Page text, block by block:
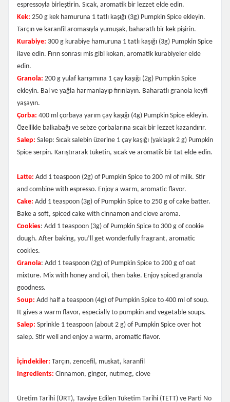
espressoyla birleştirin. Sıcak, aromatik bir lezzet elde edin.
Kek: 250 g kek hamuruna 1 tatlı kaşığı (3g) Pumpkin Spice ekleyin.
Tarçın ve karanfil aromasıyla yumuşak, baharatlı bir kek pişirin.
Kurabiye: 300 g kurabiye hamuruna 1 tatlı kaşığı (3g) Pumpkin Spice
ilave edin. Fırın sonrası mis gibi kokan, aromatik kurabiyeler elde
edin.
Granola: 200 g yulaf karışımına 1 çay kaşığı (2g) Pumpkin Spice
ekleyin. Bal ve yağla harmanlayıp fırınlayın. Baharatlı granola keyfi
yaşayın.
Çorba: 400 ml çorbaya yarım çay kaşığı (4g) Pumpkin Spice ekleyin.
Özellikle balkabağı ve sebze çorbalarına sıcak bir lezzet kazandırır.
Salep: Salep: Sıcak salebin üzerine 1 çay kaşığı (yaklaşık 2 g) Pumpkin
Spice serpin. Karıştırarak tüketin, sıcak ve aromatik bir tat elde edin.
Latte: Add 1 teaspoon (2g) of Pumpkin Spice to 200 ml of milk. Stir
and combine with espresso. Enjoy a warm, aromatic flavor.
Cake: Add 1 teaspoon (3g) of Pumpkin Spice to 250 g of cake batter.
Bake a soft, spiced cake with cinnamon and clove aroma.
Cookies: Add 1 teaspoon (3g) of Pumpkin Spice to 300 g of cookie
dough. After baking, you’ll get wonderfully fragrant, aromatic
cookies.
Granola: Add 1 teaspoon (2g) of Pumpkin Spice to 200 g of oat
mixture. Mix with honey and oil, then bake. Enjoy spiced granola
goodness.
Soup: Add half a teaspoon (4g) of Pumpkin Spice to 400 ml of soup.
It gives a warm flavor, especially to pumpkin and vegetable soups.
Salep: Sprinkle 1 teaspoon (about 2 g) of Pumpkin Spice over hot
salep. Stir well and enjoy a warm, aromatic flavor.
İçindekiler: Tarçın, zencefil, muskat, karanfil
Ingredients: Cinnamon, ginger, nutmeg, clove
Üretim Tarihi (ÜRT), Tavsiye Edilen Tüketim Tarihi (TETT) ve Parti No